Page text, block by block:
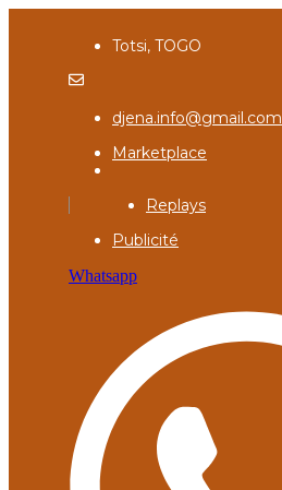
Totsi, TOGO
djena.info@gmail.com
Marketplace
Replays
Publicité
Whatsapp